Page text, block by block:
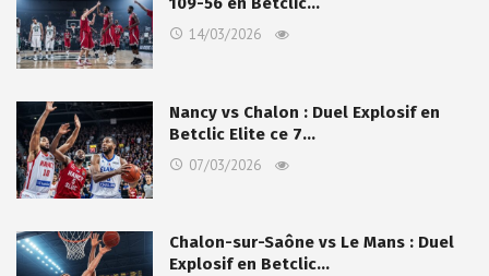
14/03/2026
Nancy vs Chalon : Duel Explosif en
Betclic Elite ce 7…
07/03/2026
Chalon-sur-Saône vs Le Mans : Duel
Explosif en Betclic…